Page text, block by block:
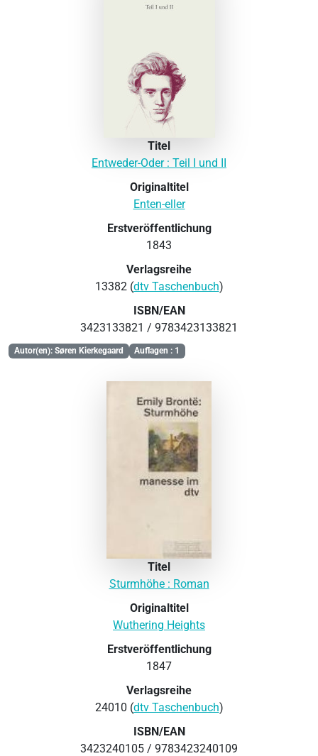
Titel
Entweder-Oder : Teil I und II
Originaltitel
Enten-eller
Erstveröffentlichung
1843
Verlagsreihe
13382 (dtv Taschenbuch)
ISBN/EAN
3423133821 / 9783423133821
Autor(en): Søren Kierkegaard Auflagen : 1
Titel
Sturmhöhe : Roman
Originaltitel
Wuthering Heights
Erstveröffentlichung
1847
Verlagsreihe
24010 (dtv Taschenbuch)
ISBN/EAN
3423240105 / 9783423240109